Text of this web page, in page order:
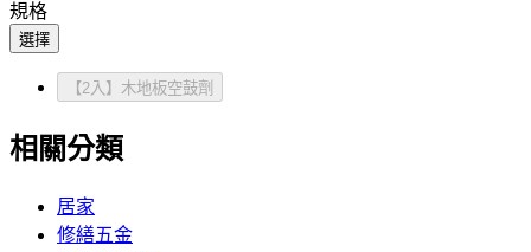
規格
選擇
【2入】木地板空鼓劑
相關分類
居家
修繕五金